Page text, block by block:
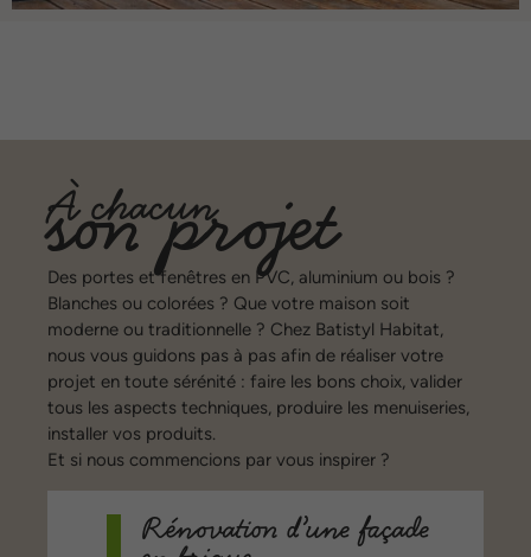
À chacun
son projet
Des portes et fenêtres en PVC, aluminium ou bois ?
Blanches ou colorées ? Que votre maison soit
moderne ou traditionnelle ? Chez Batistyl Habitat,
nous vous guidons pas à pas afin de réaliser votre
projet en toute sérénité : faire les bons choix, valider
tous les aspects techniques, produire les menuiseries,
installer vos produits.
Et si nous commencions par vous inspirer ?
Rénovation d’une façade